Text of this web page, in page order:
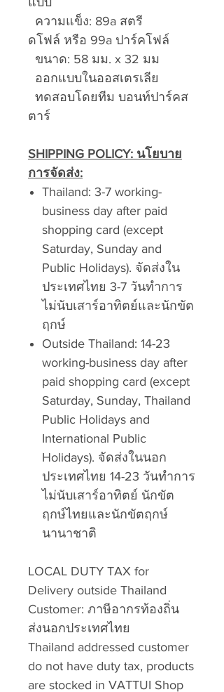
ความแข็ง: 89a สตรี
ดโฟล์ หรือ 99a ปาร์คโฟล์
ขนาด: 58 มม. x 32 มม
ออกแบบในออสเตรเลีย
ทดสอบโดยทีม บอนท์ปาร์คส
ตาร์
SHIPPING POLICY: นโยบาย
การจัดส่ง:
Thailand: 3-7 working-
business day after paid
shopping card (except
Saturday, Sunday and
Public Holidays). จัดส่งใน
ประเทศไทย 3-7 วันทำการ
ไม่นับเสาร์อาทิตย์และนักขัต
ฤกษ์
Outside Thailand: 14-23
working-business day after
paid shopping card (except
Saturday, Sunday, Thailand
Public Holidays and
International Public
Holidays). จัดส่งในนอก
ประเทศไทย 14-23 วันทำการ
ไม่นับเสาร์อาทิตย์ นักขัต
ฤกษ์ไทยและนักขัตฤกษ์
นานาชาติ
LOCAL DUTY TAX for
Delivery outside Thailand
Customer: ภาษีอากรท้องถิ่น
ส่งนอกประเทศไทย
Thailand addressed customer
do not have duty tax, products
are stocked in VATTUI Shop